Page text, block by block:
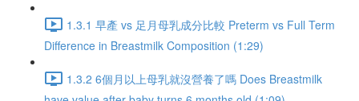
1.3.1 早產 vs 足月母乳成分比較 Preterm vs Full Term
Difference in Breastmilk Composition (1:29)
1.3.2 6個月以上母乳就沒營養了嗎 Does Breastmilk